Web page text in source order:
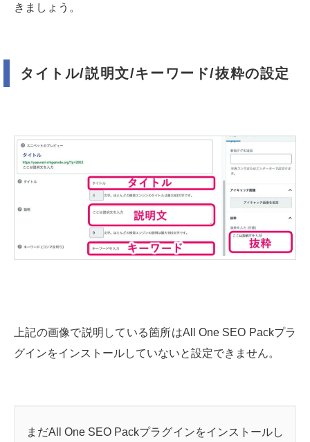
きましょう。
タイトル/説明文/キーワード/抜粋の設定
上記の画像で説明している箇所はAll One SEO Packプラ
グインをインストールしていないと設定できません。
まだAll One SEO Packプラグインをインストールし